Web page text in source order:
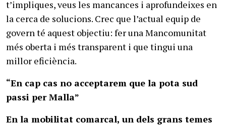
t’impliques, veus les mancances i aprofundeixes en
la cerca de solucions. Crec que l’actual equip de
govern té aquest objectiu: fer una Mancomunitat
més oberta i més transparent i que tingui una
millor eficiència.
“En cap cas no acceptarem que la pota sud
passi per Malla”
En la mobilitat comarcal, un dels grans temes